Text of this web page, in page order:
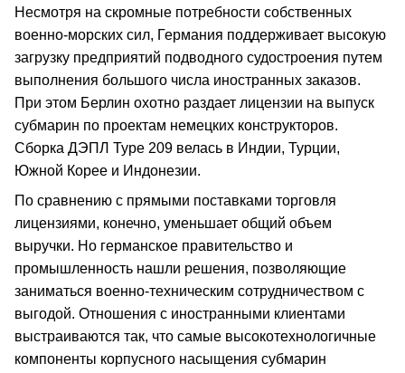
Несмотря на скромные потребности собственных
военно-морских сил, Германия поддерживает высокую
загрузку предприятий подводного судостроения путем
выполнения большого числа иностранных заказов.
При этом Берлин охотно раздает лицензии на выпуск
субмарин по проектам немецких конструкторов.
Сборка ДЭПЛ Type 209 велась в Индии, Турции,
Южной Корее и Индонезии.
По сравнению с прямыми поставками торговля
лицензиями, конечно, уменьшает общий объем
выручки. Но германское правительство и
промышленность нашли решения, позволяющие
заниматься военно-техническим сотрудничеством с
выгодой. Отношения с иностранными клиентами
выстраиваются так, что самые высокотехнологичные
компоненты корпусного насыщения субмарин